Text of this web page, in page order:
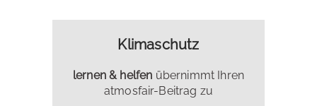
Klimaschutz
lernen & helfen übernimmt Ihren
atmosfair-Beitrag zu